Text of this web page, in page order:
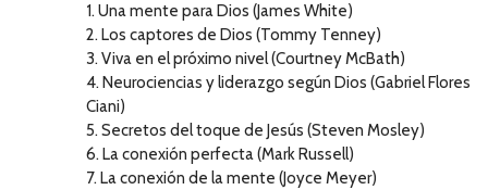
1. Una mente para Dios (James White)
2. Los captores de Dios (Tommy Tenney)
3. Viva en el próximo nivel (Courtney McBath)
4. Neurociencias y liderazgo según Dios (Gabriel Flores
Ciani)
5. Secretos del toque de Jesús (Steven Mosley)
6. La conexión perfecta (Mark Russell)
7. La conexión de la mente (Joyce Meyer)